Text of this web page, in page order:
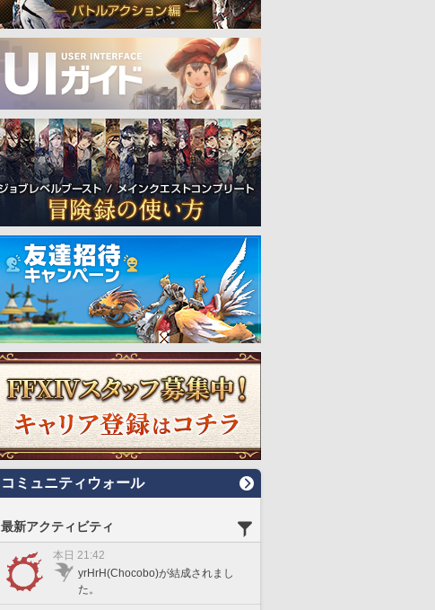
コミュニティウォール
最新アクティビティ
本日 21:42
yrHrH(Chocobo)が結成されまし
た。